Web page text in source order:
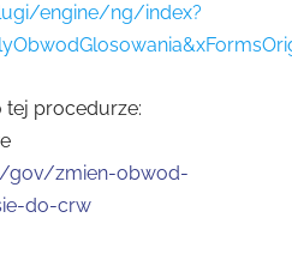
engine/ng/index?
tej procedurze:
gov/zmien-obwod-
do-crw